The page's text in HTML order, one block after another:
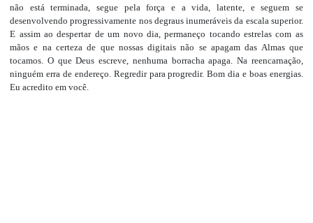
não está terminada, segue pela força e a vida, latente, e seguem se
desenvolvendo progressivamente nos degraus inumeráveis da escala superior.
E assim ao despertar de um novo dia, permaneço tocando estrelas com as
mãos e na certeza de que nossas digitais não se apagam das Almas que
tocamos. O que Deus escreve, nenhuma borracha apaga. Na reencarnação,
ninguém erra de endereço. Regredir para progredir. Bom dia e boas energias.
Eu acredito em você.